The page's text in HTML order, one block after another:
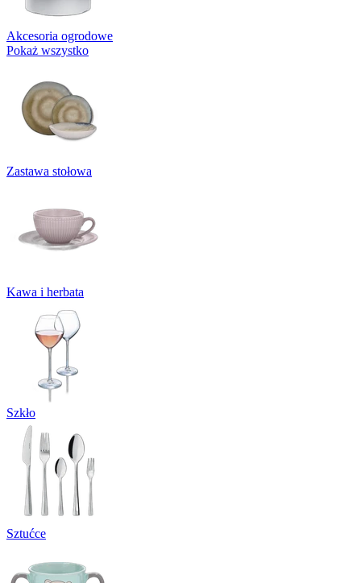
Akcesoria ogrodowe
Pokaż wszystko
Zastawa stołowa
Kawa i herbata
Szkło
Sztućce